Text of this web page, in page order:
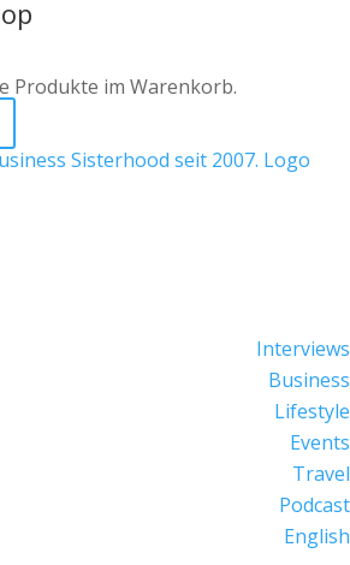
Produkte im Warenkorb.
Interviews
Business
Lifestyle
Events
Travel
Podcast
English